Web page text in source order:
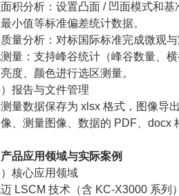
积分析：设置凸面 / 凹面模式和
小值等标准偏差统计数据。
量分析：对标国际标准完成微观
量：支持峰谷统计（峰谷数量、
度、颜色进行选区测量。
）报告与文件管理
量数据保存为 xlsx 格式，图像导
、测量图像、数据的 PDF、docx
品应用领域与实际案例
）核心应用领域
LSCM 技术（含 KC-X3000 系列